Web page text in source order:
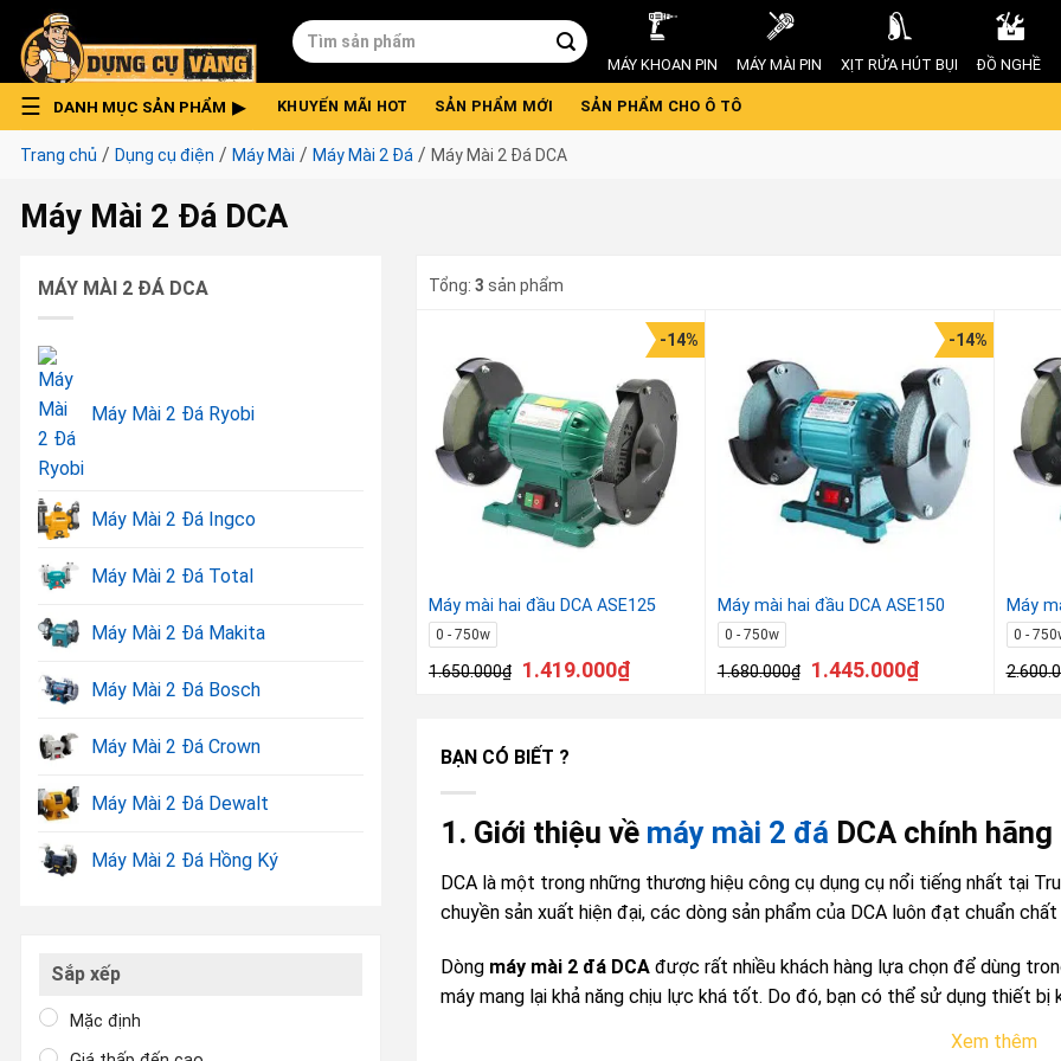
content
Tìm
kiếm:
MÁY KHOAN PIN MÁY MÀI PIN XỊT RỬA HÚT BỤI ĐỒ NGHỀ
DANH MỤC SẢN PHẨM KHUYẾN MÃI HOT SẢN PHẨM MỚI SẢN PHẨM CHO Ô TÔ
Trang chủ / Dụng cụ điện / Máy Mài / Máy Mài 2 Đá / Máy Mài 2 Đá DCA
Máy Mài 2 Đá DCA
Tổng: 3 sản phẩm
Máy mài hai đầu DCA ASE125
0 - 750w
1.650.000₫
-14%
1.419.000₫
Máy mài hai đầu DCA ASE150
0 - 750w
1.680.000₫
-14%
1.445.000₫
Máy
0 -
BẠN CÓ BIẾT ?
1. Giới thiệu về máy mài 2 đá DCA chính hãng
DCA là một trong những thương hiệu công cụ dụng cụ nổi tiếng nhất tại
chuyền sản xuất hiện đại, các dòng sản phẩm của DCA luôn đạt chuẩn
Dòng máy mài 2 đá DCA được rất nhiều khách hàng lựa chọn để dùng
máy mang lại khả năng chịu lực khá tốt. Do đó, bạn có thể sử dụng thiết bị
Xem thêm
MÁY MÀI 2 ĐÁ DCA
Máy Mài 2 Đá Ryobi
Máy Mài 2 Đá Ingco
Máy Mài 2 Đá Total
Máy Mài 2 Đá Makita
Máy Mài 2 Đá Bosch
Máy Mài 2 Đá Crown
Máy Mài 2 Đá Dewalt
Máy Mài 2 Đá Hồng Ký
Sắp xếp
Mặc định